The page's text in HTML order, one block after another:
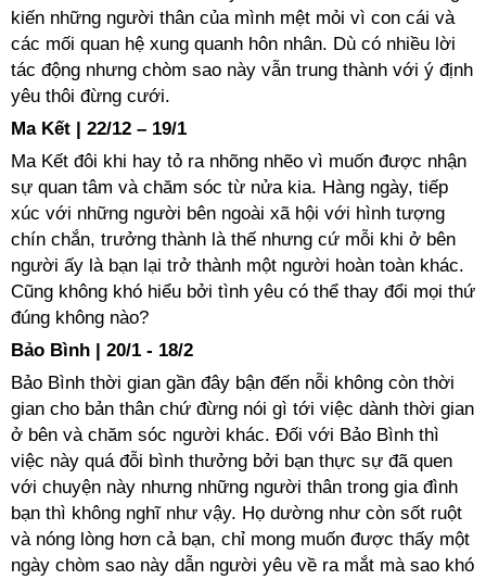
kiến những người thân của mình mệt mỏi vì con cái và
các mối quan hệ xung quanh hôn nhân. Dù có nhiều lời
tác động nhưng chòm sao này vẫn trung thành với ý định
yêu thôi đừng cưới.
Ma Kết | 22/12 – 19/1
Ma Kết đôi khi hay tỏ ra nhõng nhẽo vì muốn được nhận
sự quan tâm và chăm sóc từ nửa kia. Hàng ngày, tiếp
xúc với những người bên ngoài xã hội với hình tượng
chín chắn, trưởng thành là thế nhưng cứ mỗi khi ở bên
người ấy là bạn lại trở thành một người hoàn toàn khác.
Cũng không khó hiểu bởi tình yêu có thể thay đổi mọi thứ
đúng không nào?
Bảo Bình | 20/1 - 18/2
Bảo Bình thời gian gần đây bận đến nỗi không còn thời
gian cho bản thân chứ đừng nói gì tới việc dành thời gian
ở bên và chăm sóc người khác. Đối với Bảo Bình thì
việc này quá đỗi bình thưởng bởi bạn thực sự đã quen
với chuyện này nhưng những người thân trong gia đình
bạn thì không nghĩ như vậy. Họ dường như còn sốt ruột
và nóng lòng hơn cả bạn, chỉ mong muốn được thấy một
ngày chòm sao này dẫn người yêu về ra mắt mà sao khó